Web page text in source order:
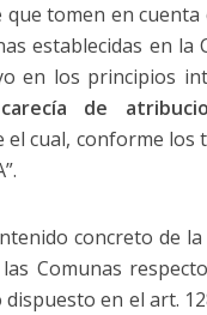
que tomen en
establecidas en
en los principios
de
el cual, conforme
concreto de
Comunas
dispuesto en el art.